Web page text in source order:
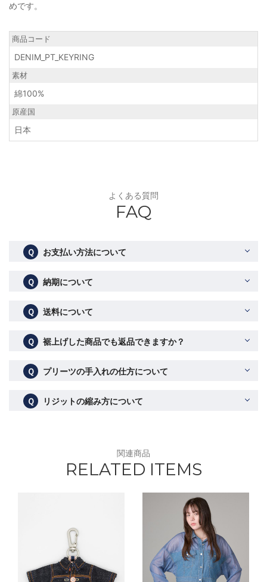
めです。
商品コード
DENIM_PT_KEYRING
素材
綿100%
原産国
日本
よくある質問
FAQ
Ｑ お支払い方法について
Ｑ 納期について
Ｑ 送料について
Ｑ 裾上げした商品でも返品できますか？
Ｑ プリーツの手入れの仕方について
Ｑ リジットの縮み方について
関連商品
RELATED ITEMS